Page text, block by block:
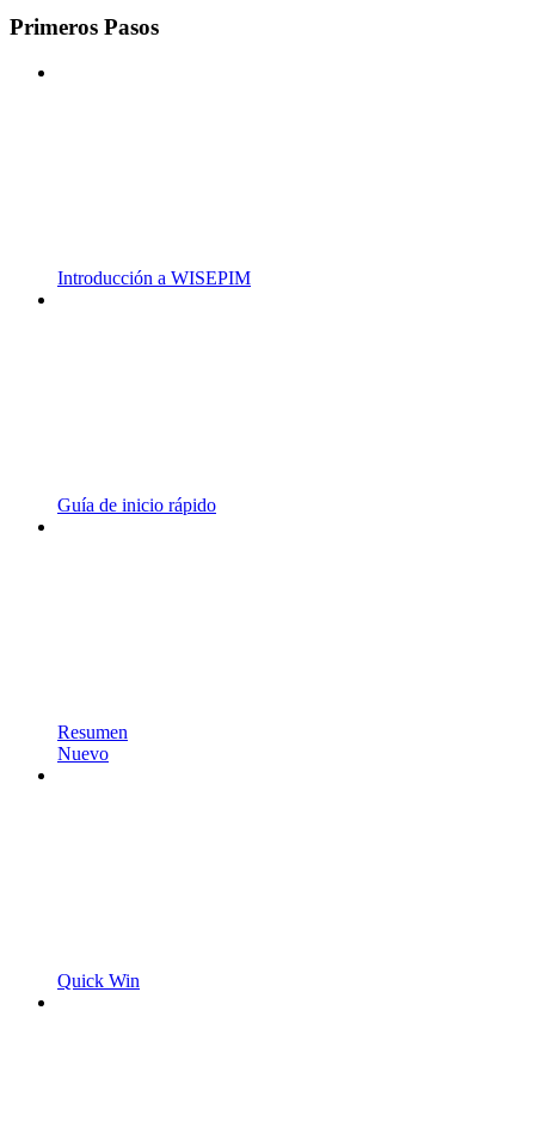
Primeros Pasos
Introducción a WISEPIM
Guía de inicio rápido
Resumen
Nuevo
Quick Win